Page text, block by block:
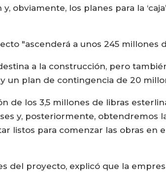
obviamente, los planes para la
"ascenderá a unos 245 millones
a la construcción, pero
un plan de contingencia de 20
de los 3,5 millones de libras
y, posteriormente, obtendremos
listos para comenzar las obras
del proyecto, explicó que la